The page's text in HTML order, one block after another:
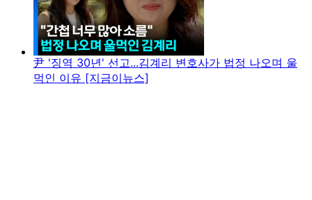
尹 '징역 30년' 선고...김계리 변호사가 법정 나오며 울
먹인 이유 [지금이뉴스]